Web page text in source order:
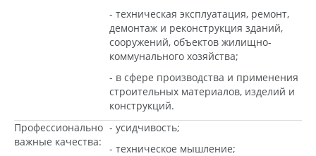
- техническая эксплуатация, ремонт,
демонтаж и реконструкция зданий,
сооружений, объектов жилищно-
коммунального хозяйства;
- в сфере производства и применения
строительных материалов, изделий и
конструкций.
Профессионально
важные качества:
- усидчивость;
- техническое мышление;